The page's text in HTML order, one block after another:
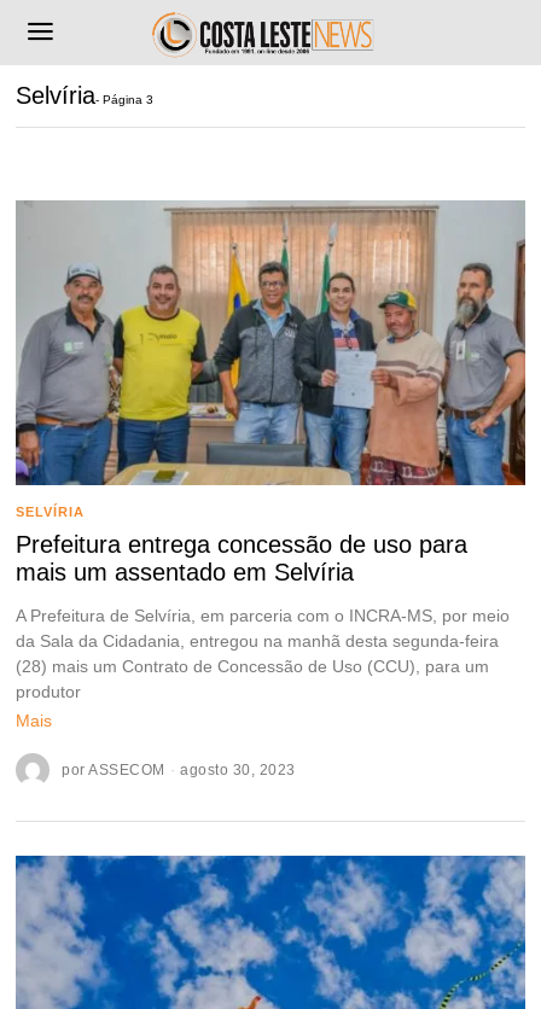
Selvíria- Página 3
SELVÍRIA
Prefeitura entrega concessão de uso para
mais um assentado em Selvíria
A Prefeitura de Selvíria, em parceria com o INCRA-MS, por meio
da Sala da Cidadania, entregou na manhã desta segunda-feira
(28) mais um Contrato de Concessão de Uso (CCU), para um
produtor
Mais
porASSECOM agosto 30, 2023